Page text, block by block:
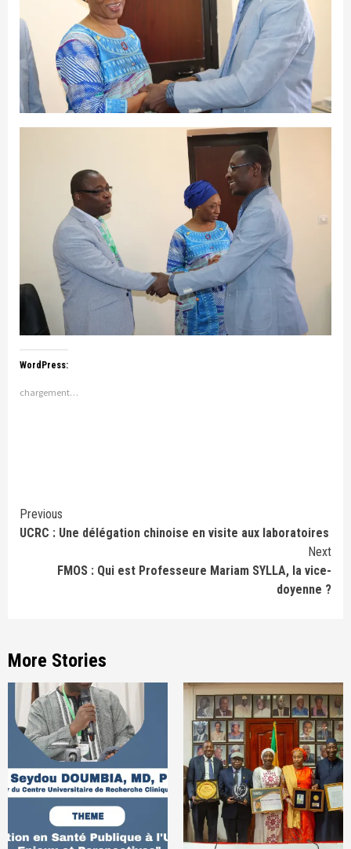
WordPress:
chargement…
Continue
Reading
Previous
UCRC : Une délégation chinoise en visite aux laboratoires
Next
FMOS : Qui est Professeure Mariam SYLLA, la vice-
doyenne ?
More Stories